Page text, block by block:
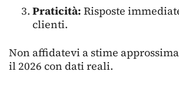
Praticità: Risposte
clienti.
Non affidatevi a stime
il 2026 con dati reali.